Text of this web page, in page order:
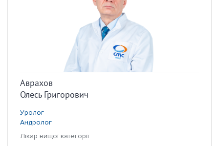
Аврахов
Олесь Григорович
Уролог
Андролог
Лікар вищої категорії